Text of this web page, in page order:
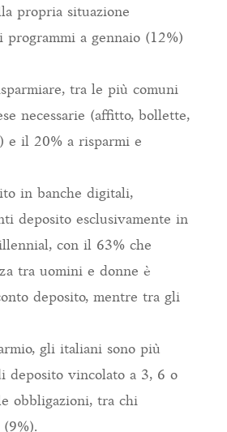
propria situazione
a gennaio (12%)
tra le più comuni
necessarie (affitto, bollette,
e il 20% a risparmi e
in banche digitali,
deposito esclusivamente in
con il 63% che
tra uomini e donne è
deposito, mentre tra gli
gli italiani sono più
deposito vincolato a 3, 6 o
obbligazioni, tra chi